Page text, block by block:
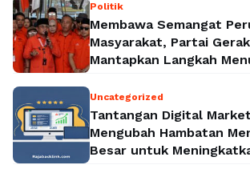
Politik
Membawa Semangat
Masyarakat, Partai
Mantapkan Langkah
Uncategorized
Tantangan Digital
Mengubah Hambatan
Besar untuk